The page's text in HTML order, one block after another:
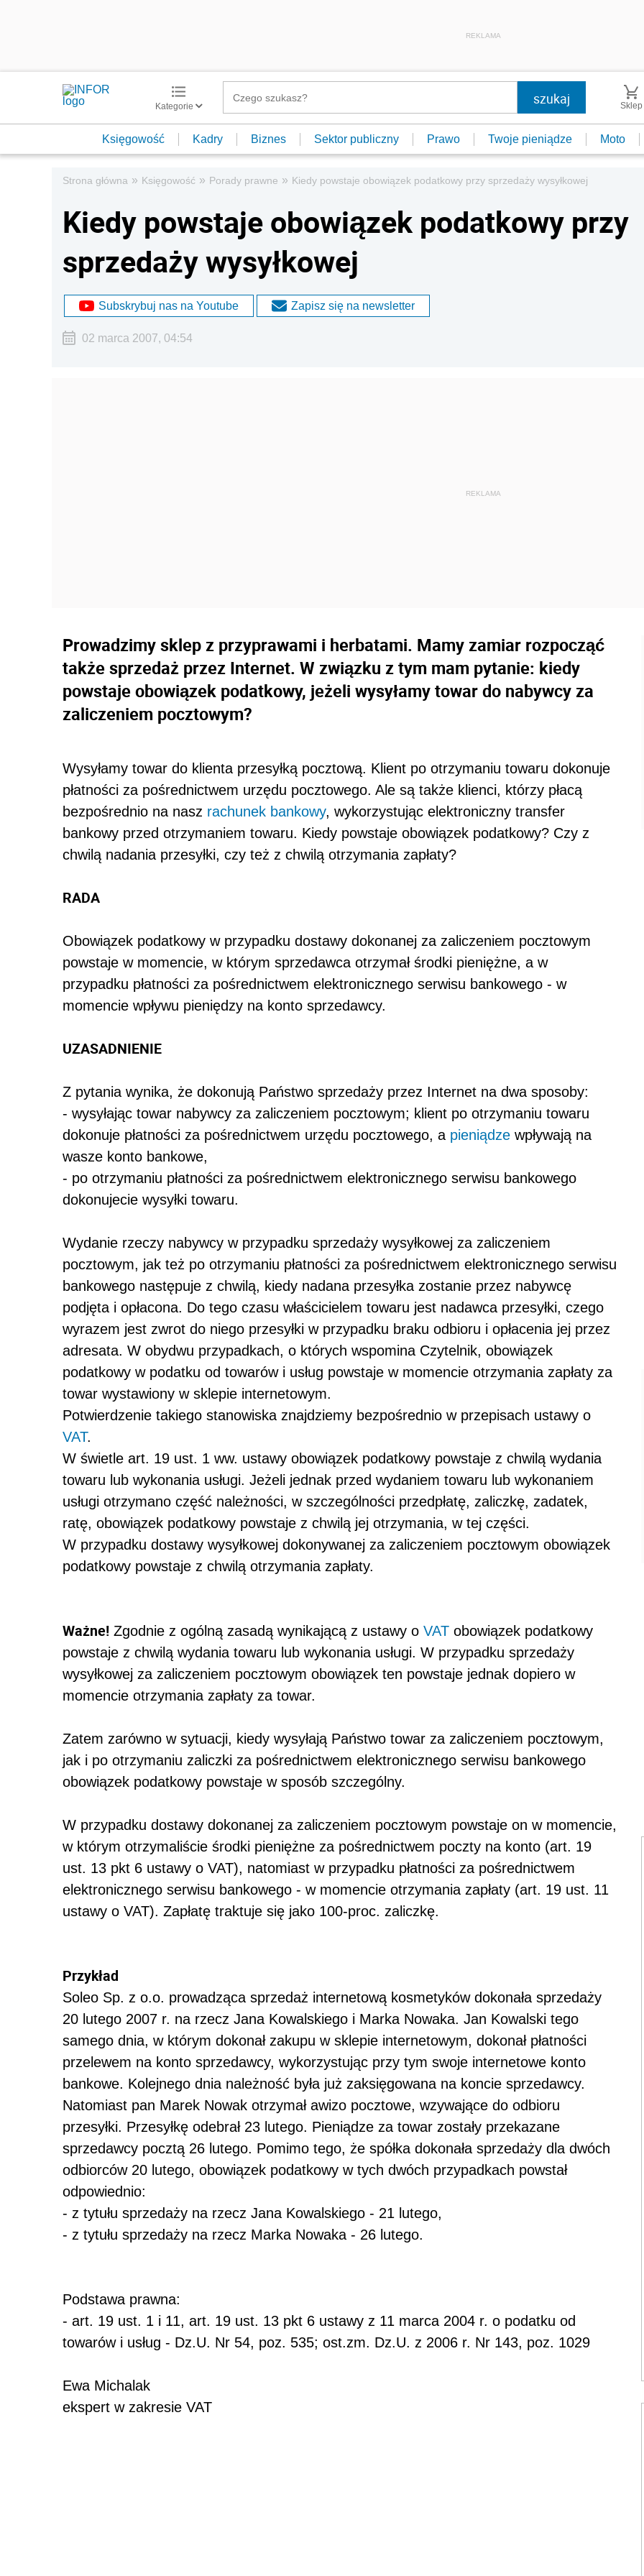
REKLAMA
Kategorie Sklep
Księgowość Kadry Biznes Sektor publiczny Prawo Twoje pieniądze Moto
Strona główna » Księgowość » Porady prawne » Kiedy powstaje obowiązek podatkowy przy sprzedaży wysyłkowej
Kiedy powstaje obowiązek podatkowy przy
sprzedaży wysyłkowej
Subskrybuj nas na Youtube Zapisz się na newsletter
02 marca 2007, 04:54
Prowadzimy sklep z przyprawami i herbatami. Mamy zamiar rozpocząć
także sprzedaż przez Internet. W związku z tym mam pytanie: kiedy
powstaje obowiązek podatkowy, jeżeli wysyłamy towar do nabywcy za
zaliczeniem pocztowym?
Wysyłamy towar do klienta przesyłką pocztową. Klient po otrzymaniu towaru dokonuje
płatności za pośrednictwem urzędu pocztowego. Ale są także klienci, którzy płacą
bezpośrednio na nasz rachunek bankowy, wykorzystując elektroniczny transfer
bankowy przed otrzymaniem towaru. Kiedy powstaje obowiązek podatkowy? Czy z
chwilą nadania przesyłki, czy też z chwilą otrzymania zapłaty?
RADA
Obowiązek podatkowy w przypadku dostawy dokonanej za zaliczeniem pocztowym
powstaje w momencie, w którym sprzedawca otrzymał środki pieniężne, a w
przypadku płatności za pośrednictwem elektronicznego serwisu bankowego - w
momencie wpływu pieniędzy na konto sprzedawcy.
UZASADNIENIE
Z pytania wynika, że dokonują Państwo sprzedaży przez Internet na dwa sposoby:
- wysyłając towar nabywcy za zaliczeniem pocztowym; klient po otrzymaniu towaru
dokonuje płatności za pośrednictwem urzędu pocztowego, a pieniądze wpływają na
wasze konto bankowe,
- po otrzymaniu płatności za pośrednictwem elektronicznego serwisu bankowego
dokonujecie wysyłki towaru.
Wydanie rzeczy nabywcy w przypadku sprzedaży wysyłkowej za zaliczeniem
pocztowym, jak też po otrzymaniu płatności za pośrednictwem elektronicznego serwisu
bankowego następuje z chwilą, kiedy nadana przesyłka zostanie przez nabywcę
podjęta i opłacona. Do tego czasu właścicielem towaru jest nadawca przesyłki, czego
wyrazem jest zwrot do niego przesyłki w przypadku braku odbioru i opłacenia jej przez
adresata. W obydwu przypadkach, o których wspomina Czytelnik, obowiązek
podatkowy w podatku od towarów i usług powstaje w momencie otrzymania zapłaty za
towar wystawiony w sklepie internetowym.
Potwierdzenie takiego stanowiska znajdziemy bezpośrednio w przepisach ustawy o
VAT.
W świetle art. 19 ust. 1 ww. ustawy obowiązek podatkowy powstaje z chwilą wydania
towaru lub wykonania usługi. Jeżeli jednak przed wydaniem towaru lub wykonaniem
usługi otrzymano część należności, w szczególności przedpłatę, zaliczkę, zadatek,
ratę, obowiązek podatkowy powstaje z chwilą jej otrzymania, w tej części.
W przypadku dostawy wysyłkowej dokonywanej za zaliczeniem pocztowym obowiązek
podatkowy powstaje z chwilą otrzymania zapłaty.
Ważne! Zgodnie z ogólną zasadą wynikającą z ustawy o VAT obowiązek podatkowy
powstaje z chwilą wydania towaru lub wykonania usługi. W przypadku sprzedaży
wysyłkowej za zaliczeniem pocztowym obowiązek ten powstaje jednak dopiero w
momencie otrzymania zapłaty za towar.
Zatem zarówno w sytuacji, kiedy wysyłają Państwo towar za zaliczeniem pocztowym,
jak i po otrzymaniu zaliczki za pośrednictwem elektronicznego serwisu bankowego
obowiązek podatkowy powstaje w sposób szczególny.
W przypadku dostawy dokonanej za zaliczeniem pocztowym powstaje on w momencie,
w którym otrzymaliście środki pieniężne za pośrednictwem poczty na konto (art. 19
ust. 13 pkt 6 ustawy o VAT), natomiast w przypadku płatności za pośrednictwem
elektronicznego serwisu bankowego - w momencie otrzymania zapłaty (art. 19 ust. 11
ustawy o VAT). Zapłatę traktuje się jako 100-proc. zaliczkę.
Przykład
Soleo Sp. z o.o. prowadząca sprzedaż internetową kosmetyków dokonała sprzedaży
20 lutego 2007 r. na rzecz Jana Kowalskiego i Marka Nowaka. Jan Kowalski tego
samego dnia, w którym dokonał zakupu w sklepie internetowym, dokonał płatności
przelewem na konto sprzedawcy, wykorzystując przy tym swoje internetowe konto
bankowe. Kolejnego dnia należność była już zaksięgowana na koncie sprzedawcy.
Natomiast pan Marek Nowak otrzymał awizo pocztowe, wzywające do odbioru
przesyłki. Przesyłkę odebrał 23 lutego. Pieniądze za towar zostały przekazane
sprzedawcy pocztą 26 lutego. Pomimo tego, że spółka dokonała sprzedaży dla dwóch
odbiorców 20 lutego, obowiązek podatkowy w tych dwóch przypadkach powstał
odpowiednio:
- z tytułu sprzedaży na rzecz Jana Kowalskiego - 21 lutego,
- z tytułu sprzedaży na rzecz Marka Nowaka - 26 lutego.
Podstawa prawna:
- art. 19 ust. 1 i 11, art. 19 ust. 13 pkt 6 ustawy z 11 marca 2004 r. o podatku od
towarów i usług - Dz.U. Nr 54, poz. 535; ost.zm. Dz.U. z 2006 r. Nr 143, poz. 1029
Ewa Michalak
ekspert w zakresie VAT